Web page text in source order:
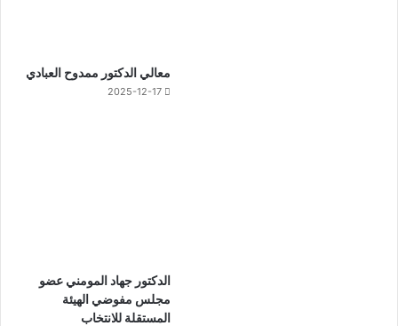
معالي الدكتور ممدوح العبادي
2025-12-17
الدكتور جهاد المومني عضو
مجلس مفوضي الهيئة
المستقلة للانتخاب